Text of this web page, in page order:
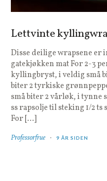
Lettvinte
Disse deilige wrapsene
gatekjøkken mat For 2-3
kyllingbryst, i veldig små
biter 2 tyrkiske
små biter 2 vårløk, i tynne
ss rapsolje til steking 1/2
For […]
Professorfrue 9 ÅR SIDEN